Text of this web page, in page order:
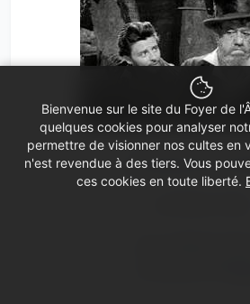
La beauté du
Bienvenue sur le site du Foyer de
quelques cookies pour analyser
permettre de visionner nos cultes en
n'est revendue à des tiers. Vous
ces cookies en toute liberté.